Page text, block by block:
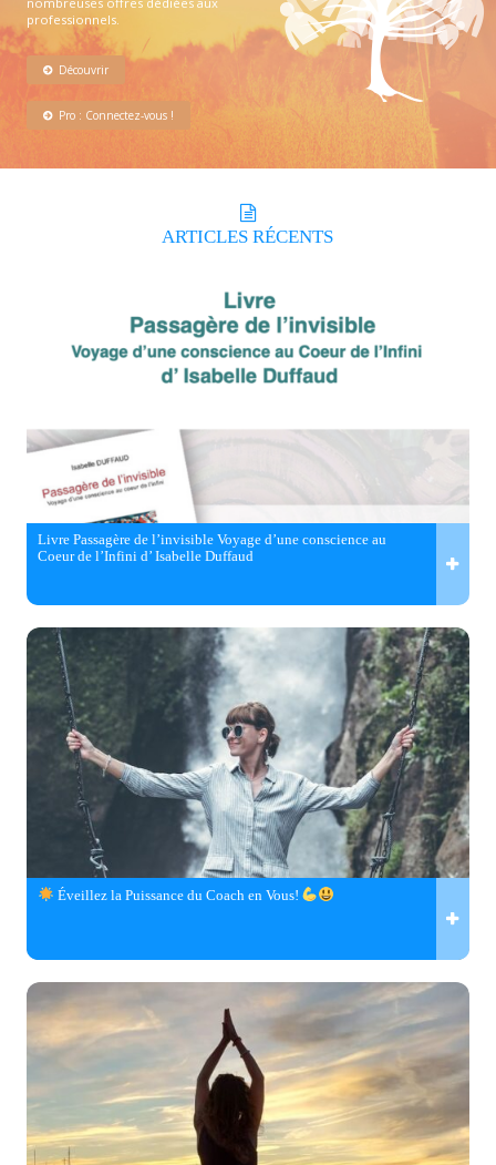
professionnels.
Découvrir
Pro : Connectez-vous !
ARTICLES RÉCENTS
Livre Passagère de l’invisible Voyage d’une conscience au
Coeur de l’Infini d’ Isabelle Duffaud
Éveillez la Puissance du Coach en Vous!